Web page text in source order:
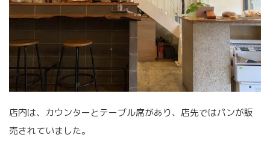
店内は、カウンターとテーブル席があり、店先ではパンが販
売されていました。